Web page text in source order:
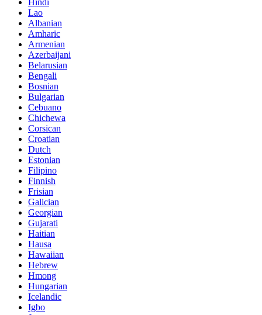
Lao
Albanian
Amharic
Armenian
Azerbaijani
Belarusian
Bengali
Bosnian
Bulgarian
Cebuano
Chichewa
Corsican
Croatian
Dutch
Estonian
Filipino
Finnish
Frisian
Galician
Georgian
Gujarati
Haitian
Hausa
Hawaiian
Hebrew
Hmong
Hungarian
Icelandic
Igbo